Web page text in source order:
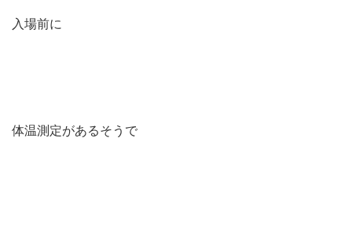
入場前に
体温測定があるそうで